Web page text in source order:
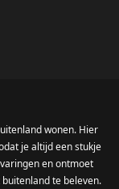
wonen. Hier
je altijd een stukje
en ontmoet
te beleven.